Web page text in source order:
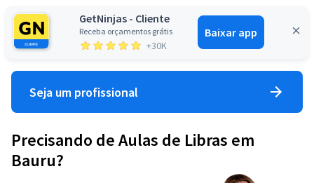
GetNinjas - Cliente
Receba orçamentos grátis
+30K
Baixar app
Entrar
Seja um profissional
Precisando de Aulas de Libras em
Bauru?